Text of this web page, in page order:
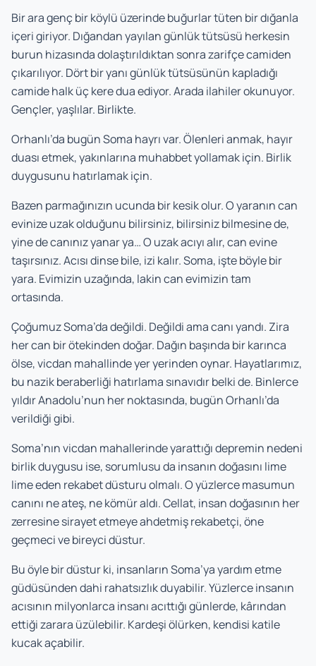
Bir ara genç bir köylü üzerinde buğurlar tüten bir dığanla
içeri giriyor. Dığandan yayılan günlük tütsüsü herkesin
burun hizasında dolaştırıldıktan sonra zarifçe camiden
çıkarılıyor. Dört bir yanı günlük tütsüsünün kapladığı
camide halk üç kere dua ediyor. Arada ilahiler okunuyor.
Gençler, yaşlılar. Birlikte.
Orhanlı’da bugün Soma hayrı var. Ölenleri anmak, hayır
duası etmek, yakınlarına muhabbet yollamak için. Birlik
duygusunu hatırlamak için.
Bazen parmağınızın ucunda bir kesik olur. O yaranın can
evinize uzak olduğunu bilirsiniz, bilirsiniz bilmesine de,
yine de canınız yanar ya… O uzak acıyı alır, can evine
taşırsınız. Acısı dinse bile, izi kalır. Soma, işte böyle bir
yara. Evimizin uzağında, lakin can evimizin tam
ortasında.
Çoğumuz Soma’da değildi. Değildi ama canı yandı. Zira
her can bir ötekinden doğar. Dağın başında bir karınca
ölse, vicdan mahallinde yer yerinden oynar. Hayatlarımız,
bu nazik beraberliği hatırlama sınavıdır belki de. Binlerce
yıldır Anadolu’nun her noktasında, bugün Orhanlı’da
verildiği gibi.
Soma’nın vicdan mahallerinde yarattığı depremin nedeni
birlik duygusu ise, sorumlusu da insanın doğasını lime
lime eden rekabet düsturu olmalı. O yüzlerce masumun
canını ne ateş, ne kömür aldı. Cellat, insan doğasının her
zerresine sirayet etmeye ahdetmiş rekabetçi, öne
geçmeci ve bireyci düstur.
Bu öyle bir düstur ki, insanların Soma’ya yardım etme
güdüsünden dahi rahatsızlık duyabilir. Yüzlerce insanın
acısının milyonlarca insanı acıttığı günlerde, kârından
ettiği zarara üzülebilir. Kardeşi ölürken, kendisi katile
kucak açabilir.